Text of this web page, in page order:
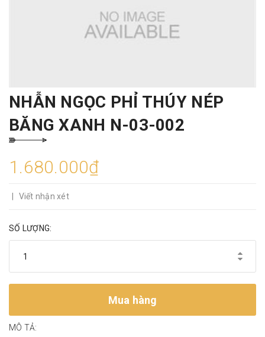
NHẪN NGỌC PHỈ THÚY NÉP
BĂNG XANH N-03-002
1.680.000₫
Viết nhận xét
SỐ LƯỢNG:
Mua hàng
MÔ TẢ: